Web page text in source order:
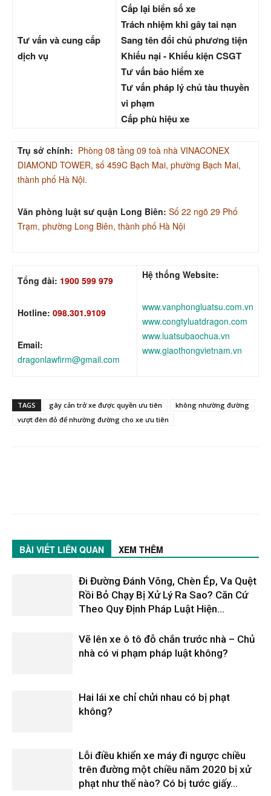
Tư vấn và cung cấp
dịch vụ
Cấp lại biển số xe
Trách nhiệm khi gây tai nạn
Sang tên đổi chủ phương tiện
Khiếu nại - Khiếu kiện CSGT
Tư vấn bảo hiểm xe
Tư vấn pháp lý chủ tàu thuyền
vi phạm
Cấp phù hiệu xe
Trụ sở chính: Phòng 08 tầng 09 toà nhà VINACONEX
DIAMOND TOWER, số 459C Bạch Mai, phường Bạch Mai,
thành phố Hà Nội.
Văn phòng luật sư quận Long Biên: Số 22 ngõ 29 Phố
Trạm, phường Long Biên, thành phố Hà Nội
Tổng đài: 1900 599 979
Hotline: 098.301.9109
Email:
dragonlawfirm@gmail.com
Hệ thống Website:
www.vanphongluatsu.com.vn
www.congtyluatdragon.com
www.luatsubaochua.vn
www.giaothongvietnam.vn
TAGS gây cản trở xe được quyền ưu tiên
không nhường đường
vượt đèn đỏ để nhường đường cho xe ưu tiên
BÀI VIẾT LIÊN QUAN XEM THÊM
Đi Đường Đánh Võng, Chèn Ép, Va Quệt
Rồi Bỏ Chạy Bị Xử Lý Ra Sao? Căn Cứ
Theo Quy Định Pháp Luật Hiện...
Vẽ lên xe ô tô đỗ chắn trước nhà – Chủ
nhà có vi phạm pháp luật không?
Hai lái xe chỉ chửi nhau có bị phạt
không?
Lỗi điều khiển xe máy đi ngược chiều
trên đường một chiều năm 2020 bị xử
phạt như thế nào? Có bị tước giấy...